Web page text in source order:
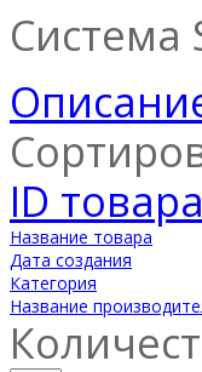
Система
ID
Название товара
Дата создания
Категория
Название